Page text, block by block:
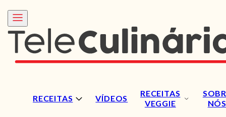
RECEITAS VÍDEOS
RECEITAS
VEGGIE
NÓS